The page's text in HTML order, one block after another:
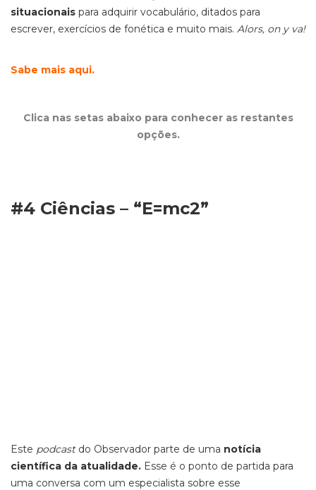
situacionais para adquirir vocabulário, ditados para
escrever, exercícios de fonética e muito mais. Alors, on y va!
Sabe mais aqui.
Clica nas setas abaixo para conhecer as restantes
opções.
#4 Ciências – “E=mc2”
Este podcastdo Observador parte de uma notícia
científica da atualidade. Esse é o ponto de partida para
uma conversa com um especialista sobre esse